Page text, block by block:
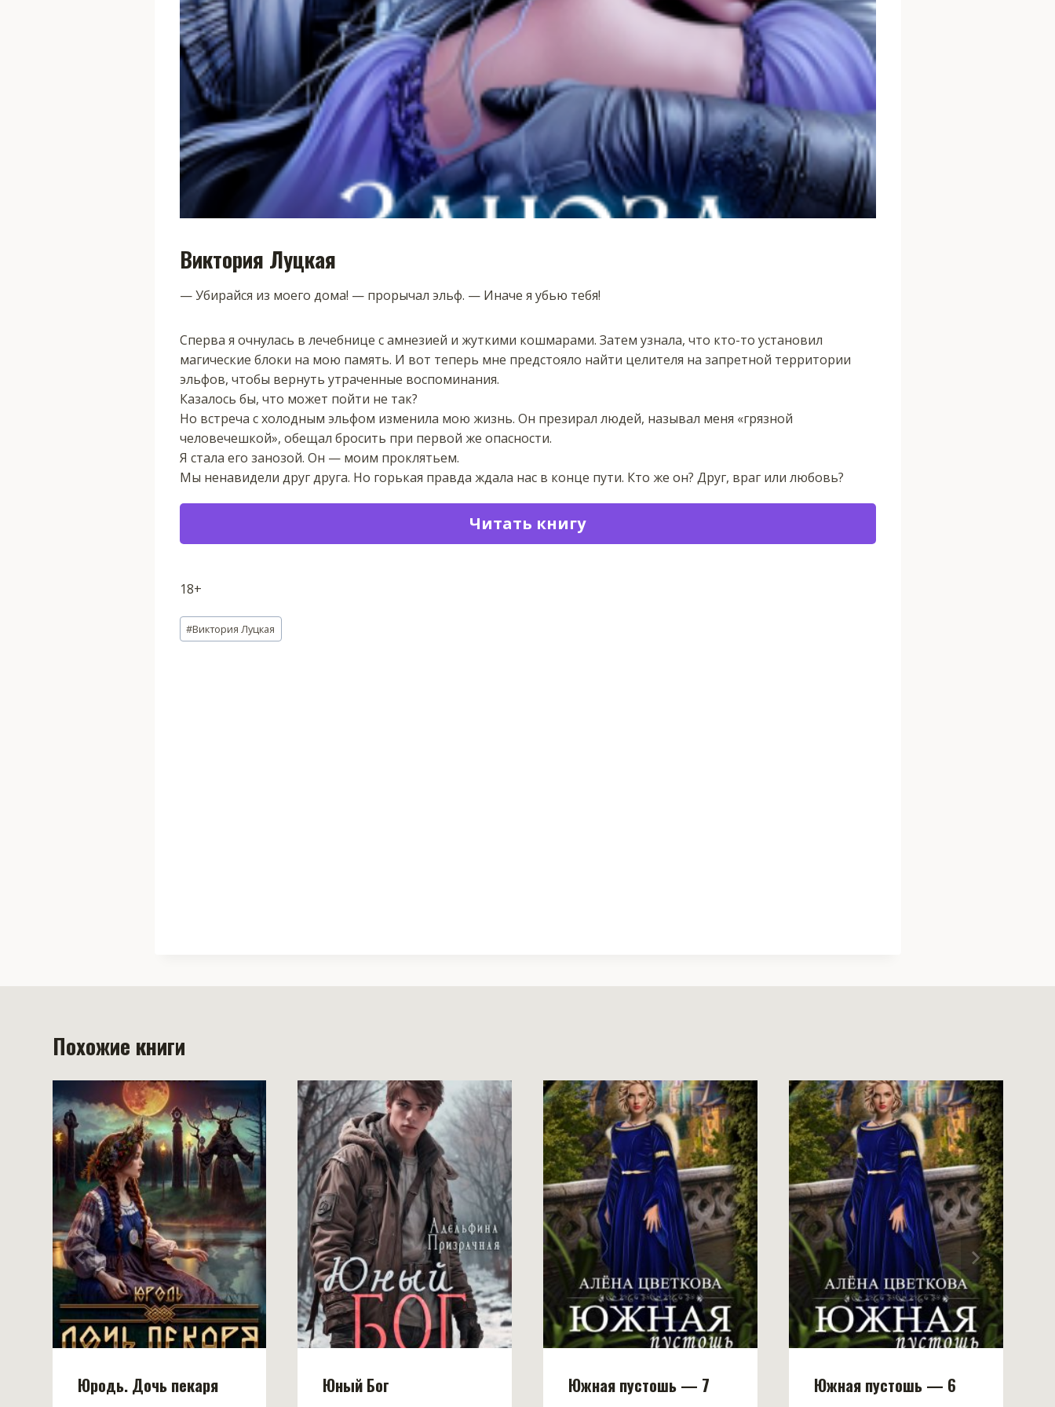
Виктория Луцкая
— Убирайся из моего дома! — прорычал эльф. — Иначе я убью тебя!
Сперва я очнулась в лечебнице с амнезией и жуткими кошмарами. Затем узнала, что кто-то установил
магические блоки на мою память. И вот теперь мне предстояло найти целителя на запретной территории
эльфов, чтобы вернуть утраченные воспоминания.
Казалось бы, что может пойти не так?
Но встреча с холодным эльфом изменила мою жизнь. Он презирал людей, называл меня «грязной
человечешкой», обещал бросить при первой же опасности.
Я стала его занозой. Он — моим проклятьем.
Мы ненавидели друг друга. Но горькая правда ждала нас в конце пути. Кто же он? Друг, враг или любовь?
Читать книгу
18+
Метки
записи:
#Виктория Луцкая
Похожие книги
Юродь. Дочь пекаря Юный Бог Южная пустошь — 7 Южная пустошь — 6